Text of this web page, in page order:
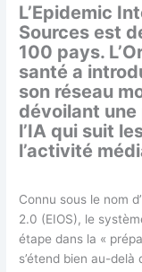
L’Epidemic
Sources est
100 pays.
santé a
son réseau
dévoilant
l’IA qui suit
l’activité
Connu sous le nom
2.0 (EIOS), le
étape dans la «
s’étend bien au-